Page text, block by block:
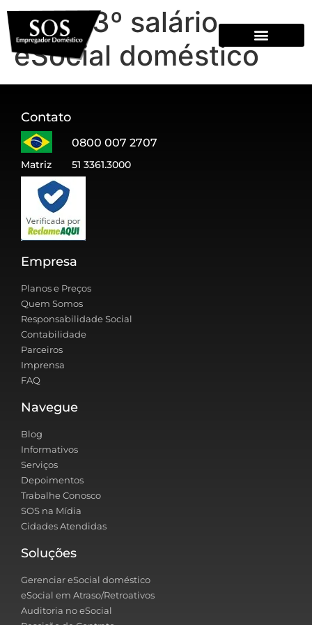
Tag:13º salário
eSocial doméstico
Contato
0800 007 2707
Matriz 51 3361.3000
Empresa
Planos e Preços
Quem Somos
Responsabilidade Social
Contabilidade
Parceiros
Imprensa
FAQ
Navegue
Blog
Informativos
Serviços
Depoimentos
Trabalhe Conosco
SOS na Mídia
Cidades Atendidas
Soluções
Gerenciar eSocial doméstico
eSocial em Atraso/Retroativos
Auditoria no eSocial